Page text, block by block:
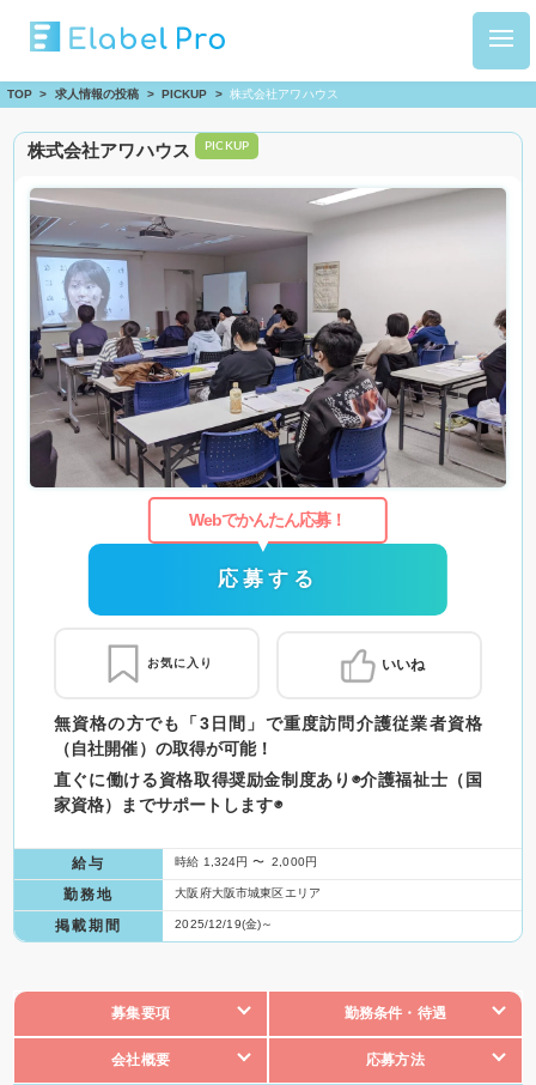
TOP > 求人情報の投稿 > PICKUP > 株式会社アワハウス
株式会社アワハウス PICKUP
無資格の方でも「3日間」で重度訪問介護従業者資格
（自社開催）の取得が可能！
直ぐに働ける資格取得奨励金制度あり◉介護福祉士（国
家資格）までサポートします◉
Webでかんたん応募！
応募する
お気に入り いいね
給与 時給 1,324円 〜 2,000円
勤務地 大阪府大阪市城東区エリア
掲載期間 2025/12/19(金)～
募集要項 勤務条件・待遇
会社概要 応募方法